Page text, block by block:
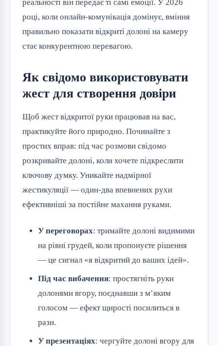
реальності він передає ті самі емоції. У 2026
році, коли онлайн-комунікація домінує, вміння
правильно показати відкриті долоні на камеру
стає конкурентною перевагою.
Як свідомо використовувати
жест для створення довіри
Щоб жест відкритої руки працював на вас,
практикуйте його природно. Починайте з
простих вправ: під час розмови свідомо
розкривайте долоні, коли хочете підкреслити
ключову думку. Уникайте надмірної
жестикуляції — один-два впевнених рухи
ефективніші за постійне махання руками.
У переговорах: тримайте долоні видимими
на рівні грудей, коли пропонуєте рішення
— це сигнал «я відкритий до ваших ідей».
Під час вибачення: простягніть руки
долонями вгору, поєднавши з м’яким
голосом — ефект щирості посилиться в
рази.
У презентаціях: чергуйте долоні вгору для